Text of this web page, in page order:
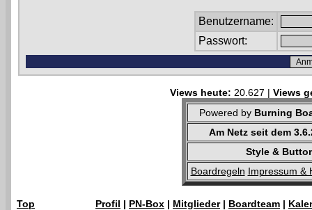
Benutzername:
Passwort:
Views heute: 20.627 | Views
Powered by Burning
Am Netz seit dem
Style &
Boardregeln Impressum &
Top Profil | PN-Box | Mitglieder| Boardteam |